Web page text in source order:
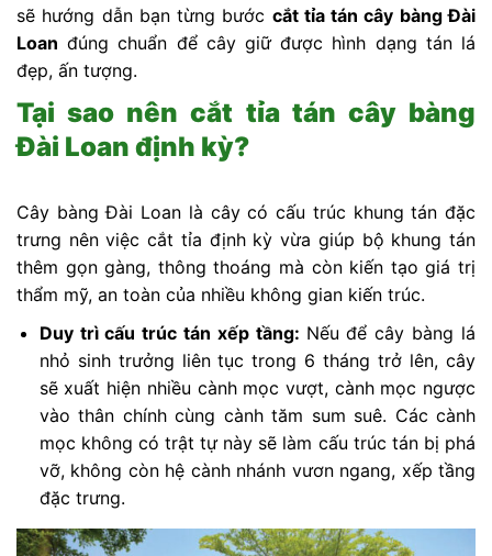
sẽ hướng dẫn bạn từng bước cắt tỉa tán cây bàng Đài
Loan đúng chuẩn để cây giữ được hình dạng tán lá
đẹp, ấn tượng.
Tại sao nên cắt tỉa tán cây bàng
Đài Loan định kỳ?
Cây bàng Đài Loan là cây có cấu trúc khung tán đặc
trưng nên việc cắt tỉa định kỳ vừa giúp bộ khung tán
thêm gọn gàng, thông thoáng mà còn kiến tạo giá trị
thẩm mỹ, an toàn của nhiều không gian kiến trúc.
Duy trì cấu trúc tán xếp tầng: Nếu để cây bàng lá
nhỏ sinh trưởng liên tục trong 6 tháng trở lên, cây
sẽ xuất hiện nhiều cành mọc vượt, cành mọc ngược
vào thân chính cùng cành tăm sum suê. Các cành
mọc không có trật tự này sẽ làm cấu trúc tán bị phá
vỡ, không còn hệ cành nhánh vươn ngang, xếp tầng
đặc trưng.